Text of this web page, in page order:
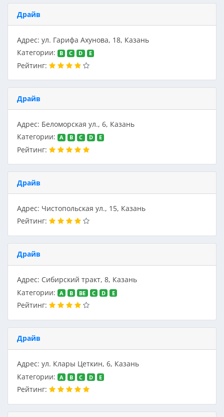
Драйв
Адрес: ул. Гарифа Ахунова, 18, Казань
Категории:
B C D E
Рейтинг:
Драйв
Адрес: Беломорская ул., 6, Казань
Категории:
A B C D E
Рейтинг:
Драйв
Адрес: Чистопольская ул., 15, Казань
Рейтинг:
Драйв
Адрес: Сибирский тракт, 8, Казань
Категории:
A B BE C D E
Рейтинг:
Драйв
Адрес: ул. Клары Цеткин, 6, Казань
Категории:
A B C D E
Рейтинг: